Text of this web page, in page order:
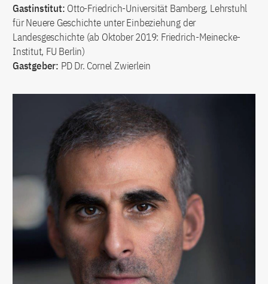
Gastinstitut: Otto-Friedrich-Universität Bamberg, Lehrstuhl
für Neuere Geschichte unter Einbeziehung der
Landesgeschichte (ab Oktober 2019: Friedrich-Meinecke-
Institut, FU Berlin)
Gastgeber: PD Dr. Cornel Zwierlein